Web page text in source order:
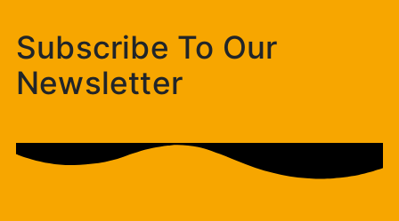
Subscribe To Our
Newsletter